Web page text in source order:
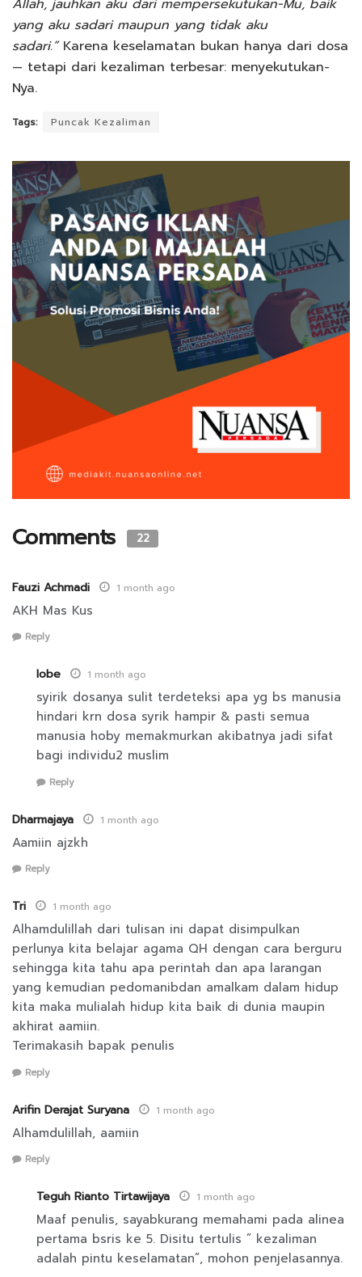
yang aku sadari maupun yang tidak aku
sadari.”Karena keselamatan bukan hanya dari dosa
— tetapi dari kezaliman terbesar: menyekutukan-
Nya.
Tags: Puncak Kezaliman
Comments 22
Fauzi Achmadi 1 month ago
AKH Mas Kus
Reply
lobe 1 month ago
syirik dosanya sulit terdeteksi apa yg bs manusia
hindari krn dosa syrik hampir & pasti semua
manusia hoby memakmurkan akibatnya jadi sifat
bagi individu2 muslim
Reply
Dharmajaya 1 month ago
Aamiin ajzkh
Reply
Tri 1 month ago
Alhamdulillah dari tulisan ini dapat disimpulkan
perlunya kita belajar agama QH dengan cara berguru
sehingga kita tahu apa perintah dan apa larangan
yang kemudian pedomanibdan amalkam dalam hidup
kita maka mulialah hidup kita baik di dunia maupin
akhirat aamiin.
Terimakasih bapak penulis
Reply
Arifin Derajat Suryana 1 month ago
Alhamdulillah, aamiin
Reply
Teguh Rianto Tirtawijaya 1 month ago
Maaf penulis, sayabkurang memahami pada alinea
pertama bsris ke 5. Disitu tertulis ” kezaliman
adalah pintu keselamatan”, mohon penjelasannya.